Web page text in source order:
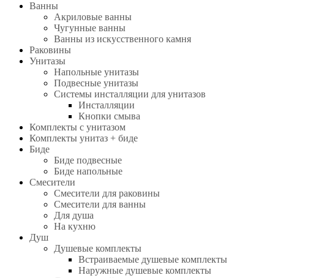
Ванны
Акриловые ванны
Чугунные ванны
Ванны из искусственного камня
Раковины
Унитазы
Напольные унитазы
Подвесные унитазы
Системы инсталляции для унитазов
Инсталляции
Кнопки смыва
Комплекты с унитазом
Комплекты унитаз + биде
Биде
Биде подвесные
Биде напольные
Смесители
Смесители для раковины
Смесители для ванны
Для душа
На кухню
Душ
Душевые комплекты
Встраиваемые душевые комплекты
Наружные душевые комплекты